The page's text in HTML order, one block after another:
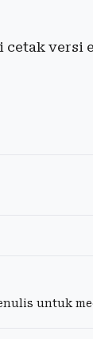
cetak versi
untuk